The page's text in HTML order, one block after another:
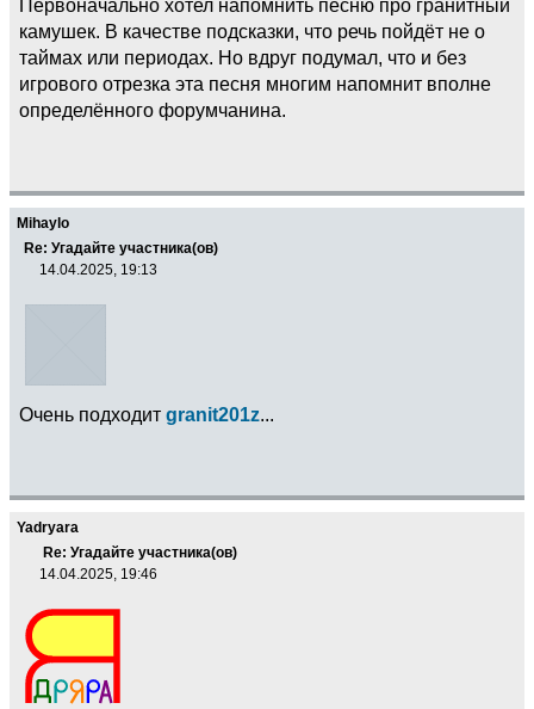
Первоначально хотел напомнить песню про гранитный
камушек. В качестве подсказки, что речь пойдёт не о
таймах или периодах. Но вдруг подумал, что и без
игрового отрезка эта песня многим напомнит вполне
определённого форумчанина.
Mihaylo
Re: Угадайте участника(ов)
14.04.2025, 19:13
Очень подходит granit201z...
Yadryara
Re: Угадайте участника(ов)
14.04.2025, 19:46